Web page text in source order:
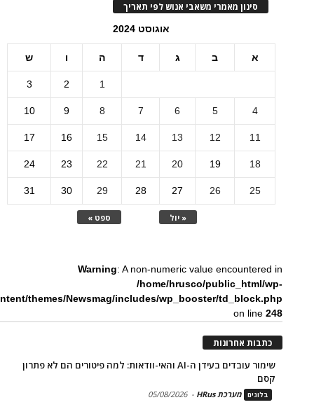
סינון מאמרי משאבי אנוש לפי תאריך
אוגוסט 2024
א ב ג ד ה ו ש
« יול ספט »
1
2
3
4
5
6
7
8
9
10
11
12
13
14
15
16
17
18
19
20
21
22
23
24
25
26
27
28
29
30
31
Warning: A non-numeric value encountered in
/home/hrusco/public_html/wp-
themes/Newsmag/includes/wp_booster/td_block.php
on line248
כתבות אחרונות
שימור עובדים בעידן ה-AI והאי-וודאות: למה פיטורים הם לא פתרון
קסם
בלוגים מערכת HRus -
05/08/2026